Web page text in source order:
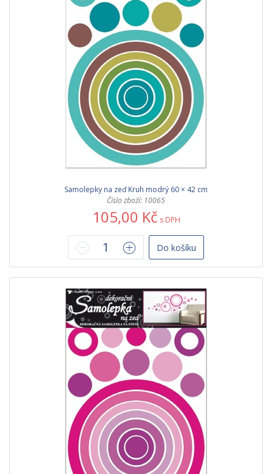
Samolepky na zeď Kruh modrý 60 × 42 cm
Číslo zboží: 10065
105,00 Kč s DPH
Do košíku